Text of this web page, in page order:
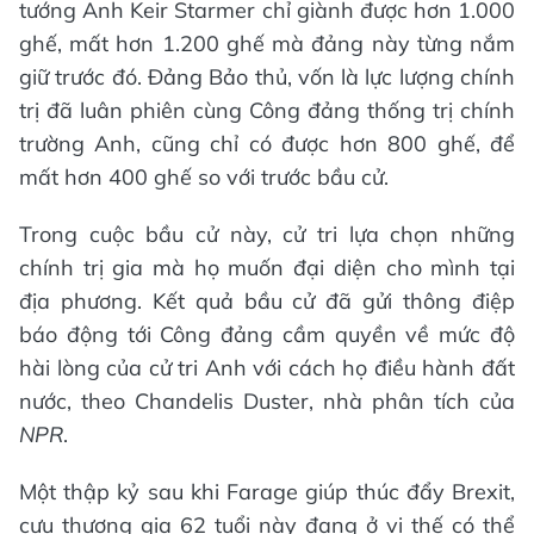
tướng Anh Keir Starmer chỉ giành được hơn 1.000
ghế, mất hơn 1.200 ghế mà đảng này từng nắm
giữ trước đó. Đảng Bảo thủ, vốn là lực lượng chính
trị đã luân phiên cùng Công đảng thống trị chính
trường Anh, cũng chỉ có được hơn 800 ghế, để
mất hơn 400 ghế so với trước bầu cử.
Trong cuộc bầu cử này, cử tri lựa chọn những
chính trị gia mà họ muốn đại diện cho mình tại
địa phương. Kết quả bầu cử đã gửi thông điệp
báo động tới Công đảng cầm quyền về mức độ
hài lòng của cử tri Anh với cách họ điều hành đất
nước, theo Chandelis Duster, nhà phân tích của
NPR.
Một thập kỷ sau khi Farage giúp thúc đẩy Brexit,
cựu thương gia 62 tuổi này đang ở vị thế có thể